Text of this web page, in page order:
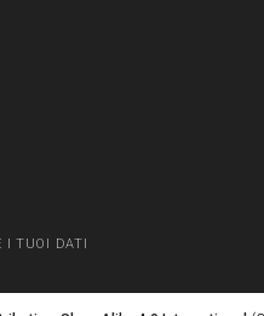
I TUOI DATI